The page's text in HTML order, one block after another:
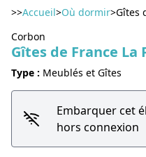
>>Accueil>Où dormir>Gîtes
Corbon
Gîtes de France La
Type : Meublés et Gîtes
Embarquer cet
hors connexion